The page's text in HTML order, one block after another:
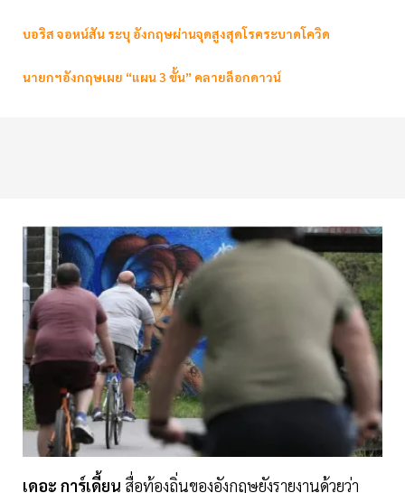
บอริส จอหน์สัน ระบุ อังกฤษผ่านจุดสูงสุดโรคระบาดโควิด
นายกฯอังกฤษเผย “แผน 3 ขั้น” คลายล็อกดาวน์
เดอะ การ์เดี้ยน สื่อท้องถิ่นของอังกฤษยังรายงานด้วยว่า